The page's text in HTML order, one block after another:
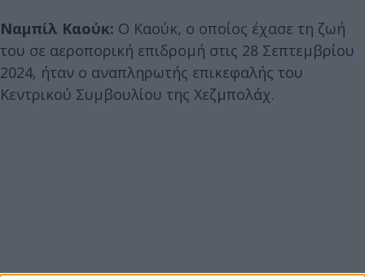
Ναμπίλ Καούκ: Ο Καούκ, ο οποίος έχασε τη ζωή
του σε αεροπορική επιδρομή στις 28 Σεπτεμβρίου
2024, ήταν ο αναπληρωτής επικεφαλής του
Κεντρικού Συμβουλίου της Χεζμπολάχ.